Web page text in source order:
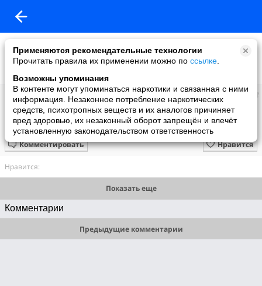
Применяются рекомендательные технологии
Прочитать правила их применении можно по ссылке
Возможны упоминания
В контенте могут упоминаться наркотики и связанная с ними
информация. Незаконное потребление наркотических
средств, психотропных веществ и их аналогов причиняет
вред здоровью, их незаконный оборот запрещён и влечёт
установленную законодательством ответственность
людмила
добавила видео
29.07.2013
ёлочка объёмная на панно
Нравится
Комментировать
Нравится:
Показать еще
Комментарии
Предыдущие комментарии